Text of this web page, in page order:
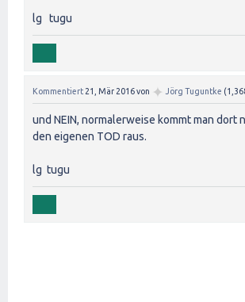
lg tugu
Kommentiert 21, Mär 2016von ✦ Jörg Tuguntke (
und NEIN, normalerweise kommt man dort
den eigenen TOD raus.
lg tugu